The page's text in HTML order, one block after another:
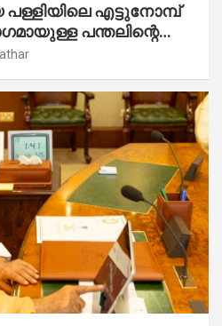
പള്ളിയിലെ എട്ടുനോമ്പ്
പന്തലിന്റെ
പ്രീസ്റ്റ് വെരി.